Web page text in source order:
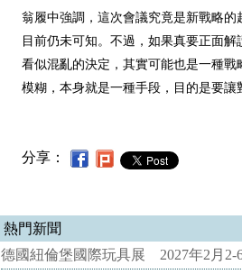
翁履中強調，這次會議究竟是新戰略
目前仍未可知。不過，如果真要正面
看似混亂的決定，其實可能也是一種
模糊，本身就是一種手段，目的是要讓
分享：
熱門新聞
德國紐倫堡國際玩具展 2027年2月2-